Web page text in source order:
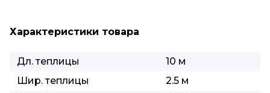
Характеристики товара
Дл. теплицы
10 м
Шир. теплицы
2.5 м